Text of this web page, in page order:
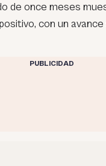
de once meses
con un
PUBLICIDAD